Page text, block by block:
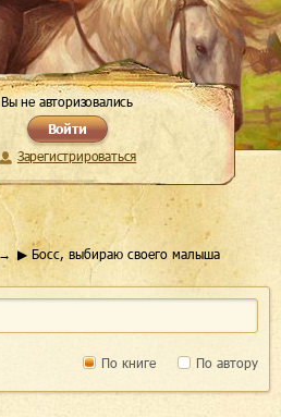
Вы не авторизовались
Войти
Зарегистрироваться
▶ Босс, выбираю своего малыша
По книге По автору